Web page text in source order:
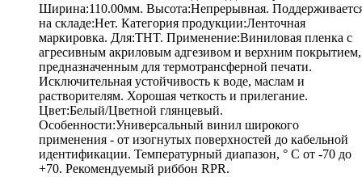
Ширина:110.00мм. Высота:Непрерывная.
на складе:Нет. Категория продукции:Ленточная
маркировка. Для:THT. Применение:Виниловая пленка с
агресивным акриловым адгезивом и верхним покрытием,
предназначенным для термотрансферной печати.
Исключительная устойчивость к воде, маслам и
растворителям. Хорошая четкость и прилегание.
Цвет:Белый/Цветной глянцевый.
Особенности:Универсальный винил широкого
применения - от изогнутых поверхностей до кабельной
идентификации. Температурный диапазон, ° С от -70 до
+70. Рекомендуемый риббон RPR.